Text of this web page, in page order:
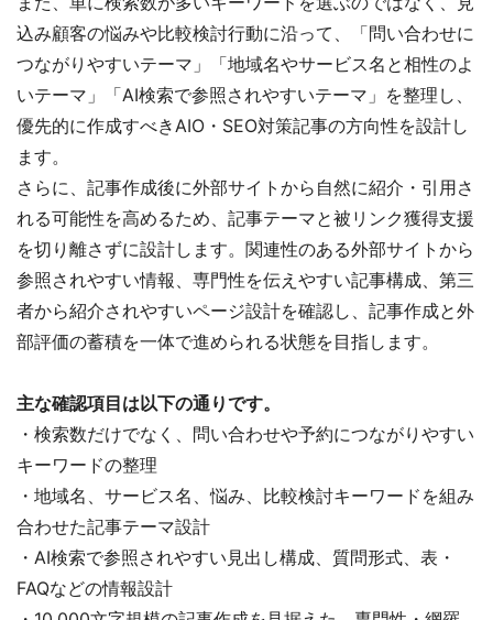
込み顧客の悩みや比較検討行動に沿って、「問い合わせに
つながりやすいテーマ」「地域名やサービス名と相性のよ
いテーマ」「AI検索で参照されやすいテーマ」を整理し、
優先的に作成すべきAIO・SEO対策記事の方向性を設計し
ます。
さらに、記事作成後に外部サイトから自然に紹介・引用さ
れる可能性を高めるため、記事テーマと被リンク獲得支援
を切り離さずに設計します。関連性のある外部サイトから
参照されやすい情報、専門性を伝えやすい記事構成、第三
者から紹介されやすいページ設計を確認し、記事作成と外
部評価の蓄積を一体で進められる状態を目指します。
主な確認項目は以下の通りです。
・検索数だけでなく、問い合わせや予約につながりやすい
キーワードの整理
・地域名、サービス名、悩み、比較検討キーワードを組み
合わせた記事テーマ設計
・AI検索で参照されやすい見出し構成、質問形式、表・
FAQなどの情報設計